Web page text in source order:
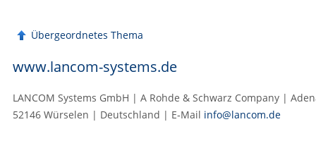
Übergeordnetes Thema
www.lancom-systems.de
LANCOM Systems GmbH | A Rohde & Schwarz Company |
52146 Würselen | Deutschland | E‑Mail info@lancom.de